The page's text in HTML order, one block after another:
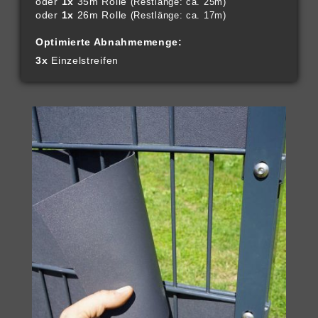
oder 1x 26m Rolle (Restlänge: ca. 17m)
Optimierte Abnahmemenge:
3x Einzelstreifen